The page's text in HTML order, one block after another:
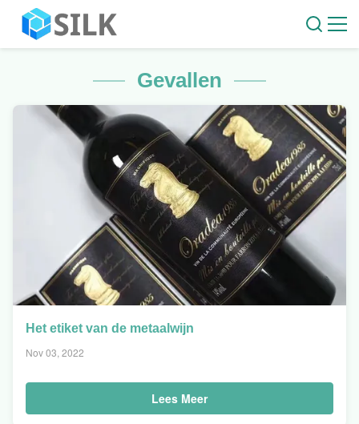
Gevallen
Het etiket van de metaalwijn
Nov 03, 2022
Lees MeerBekijk
Details